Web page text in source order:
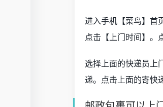
进入手机【菜鸟】首
点击【上门时间】。
选择上面的快递员上
递。点击上面的寄快